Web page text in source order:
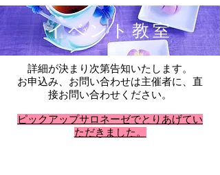
イベント教室
詳細が決まり次第告知いたします。
お申込み、お問い合わせは主催者に、直
接お問い合わせください。
​ピックアップサロネーゼでとりあげてい
ただきました。